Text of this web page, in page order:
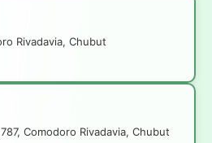
Rivadavia, Chubut
Comodoro Rivadavia, Chubut